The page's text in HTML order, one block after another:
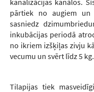
kanalizācijas kanālos.
pārtiek no augiem un
sasniedz
inkubācijas periodā
no ikriem izšķiļas zivju
vecumu un svērt līdz 5 kg.
Tilapijas tiek